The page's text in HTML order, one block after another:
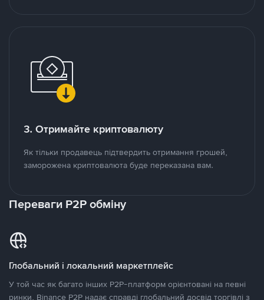
3. Отримайте криптовалюту
Як тільки продавець підтвердить отримання грошей,
заморожена криптовалюта буде переказана вам.
Переваги P2P обміну
Глобальний і локальний маркетплейс
У той час як багато інших P2P-платформ орієнтовані на певні
ринки, Binance P2P надає справді глобальний досвід торгівлі з